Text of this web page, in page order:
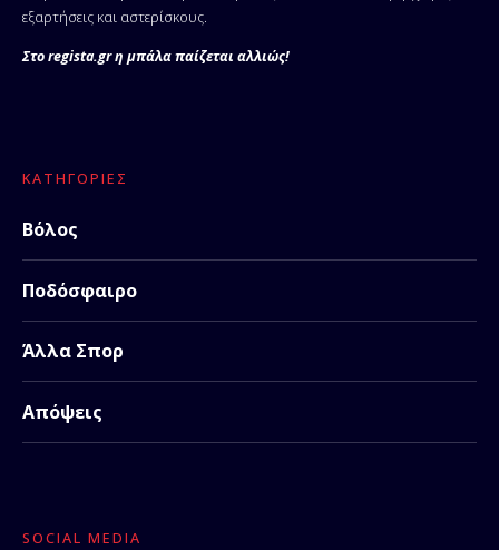
εξαρτήσεις και αστερίσκους.
Στο regista.gr η μπάλα παίζεται αλλιώς!
ΚΑΤΗΓΟΡΊΕΣ
Βόλος
Ποδόσφαιρο
Άλλα Σπορ
Απόψεις
SOCIAL MEDIA